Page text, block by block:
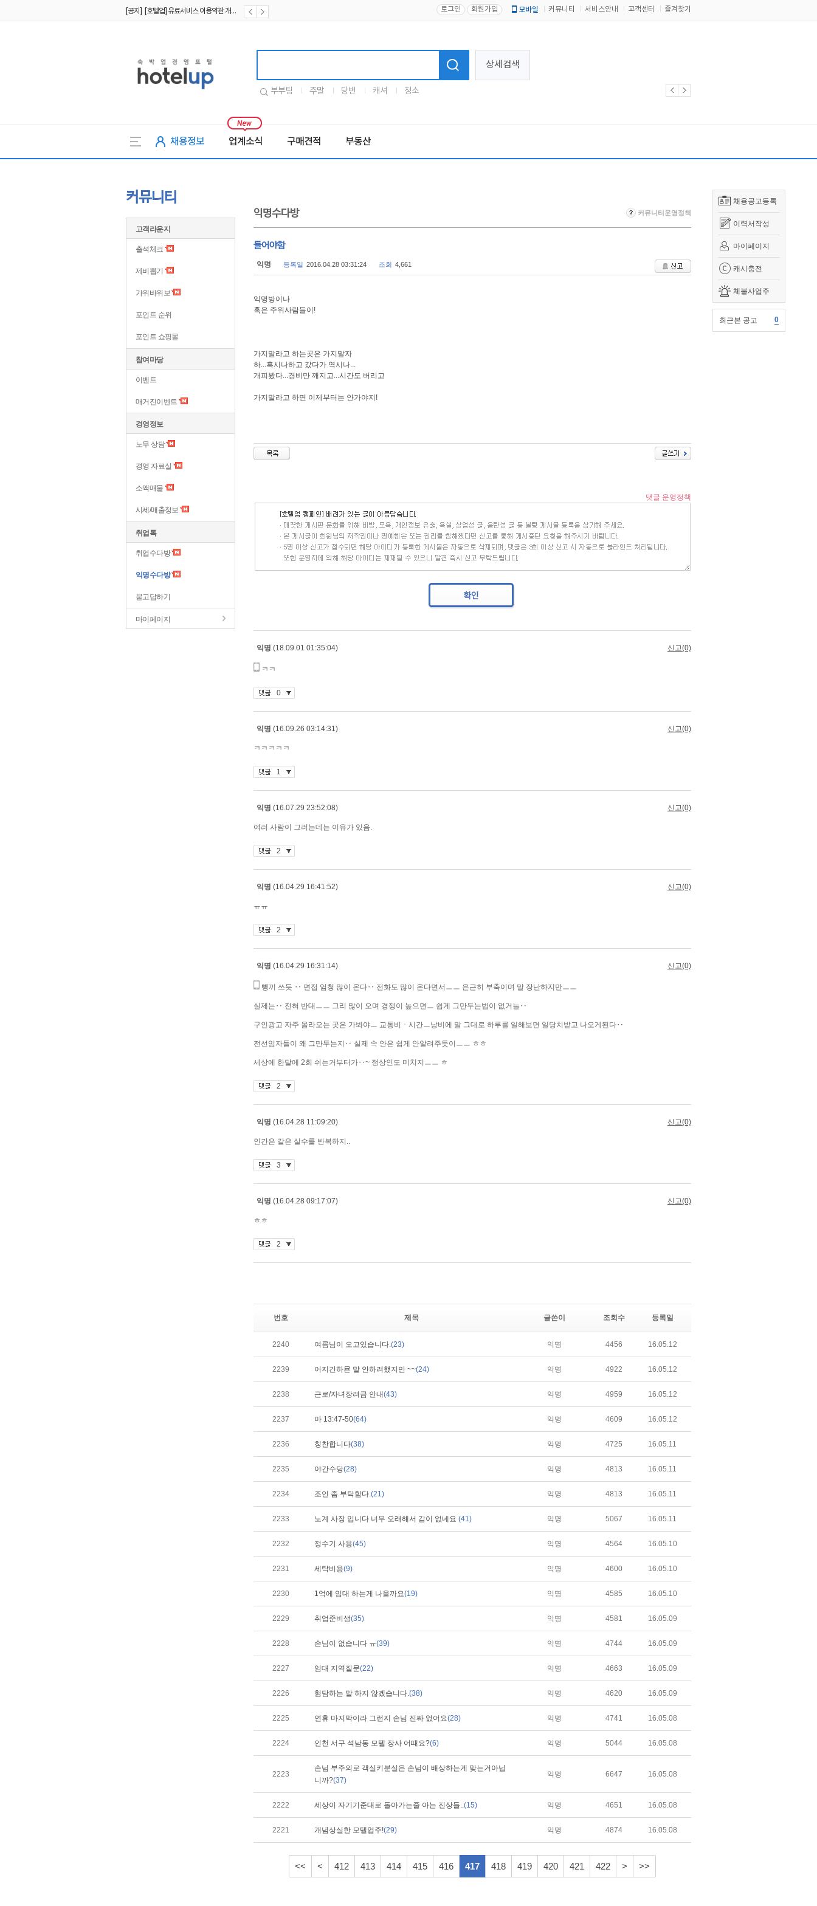
[공지] [호텔업] 유료서비스 이용약관 개정본2 (19.09.02) 로그인 회원가입 모바일 커뮤니티 서비스안내 고객센터 즐겨찾기
상세검색
부부팀 주말 당번 캐셔 청소
채용정보 업계소식 구매견적 부동산
채용공고등록
이력서작성
마이페이지
캐시충전
체불사업주
최근본 공고 0
커뮤니티
고객라운지
출석체크
제비뽑기
가위바위보
포인트 순위
포인트 쇼핑몰
참여마당
이벤트
매거진이벤트
경영정보
노무 상담
경영 자료실
소액매물
시세/매출정보
취업톡
취업수다방
익명수다방
묻고답하기
마이페이지
익명수다방 커뮤니티운영정책
들어야함
익명 등록일 2016.04.28 03:31:24 조회 4,661
익명방이나
혹은 주위사람들이!
가지말라고 하는곳은 가지말자
하...혹시나하고 갔다가 역시나...
개피봤다...경비만 깨지고...시간도 버리고
가지말라고 하면 이제부터는 안가야지!
번호 제목 글쓴이 조회수 등록일
2240 여름님이 오고있습니다.(23) 익명 4456 16.05.12
2239 어지간하묜 말 안하려했지만 ~~(24) 익명 4922 16.05.12
2238 근로/자녀장려금 안내(43) 익명 4959 16.05.12
2237 마 13:47-50(64) 익명 4609 16.05.12
2236 칭찬합니다(38) 익명 4725 16.05.11
2235 야간수당(28) 익명 4813 16.05.11
2234 조언 좀 부탁함다.(21) 익명 4813 16.05.11
2233 노계 사장 입니다 너무 오래해서 감이 없네요 (41) 익명 5067 16.05.11
2232 정수기 사용(45) 익명 4564 16.05.10
2231 세탁비용(9) 익명 4600 16.05.10
2230 1억에 임대 하는게 나을까요(19) 익명 4585 16.05.10
2229 취업준비생(35) 익명 4581 16.05.09
2228 손님이 없습니다 ㅠ(39) 익명 4744 16.05.09
2227 임대 지역질문(22) 익명 4663 16.05.09
2226 험담하는 말 하지 않겠습니다.(38) 익명 4620 16.05.09
2225 연휴 마지막이라 그런지 손님 진짜 없어요(28) 익명 4741 16.05.08
2224 인천 서구 석남동 모텔 장사 어때요?(6) 익명 5044 16.05.08
2223
손님 부주의로 객실키분실은 손님이 배상하는게 맞는거아닙
니까?(37)
익명 6647 16.05.08
2222 세상이 자기기준대로 돌아가는줄 아는 진상들..(15) 익명 4651 16.05.08
2221 개념상실한 모텔업주!(29) 익명 4874 16.05.08
<< < 412 413 414 415 416 417 418 419 420 421 422 > >>